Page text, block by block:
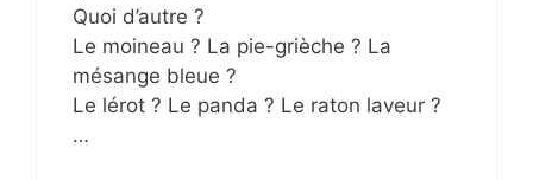
Quoi d’autre ?
Le moineau ? La pie-grièche ? La
mésange bleue ?
Le lérot ? Le panda ? Le raton laveur ?
…